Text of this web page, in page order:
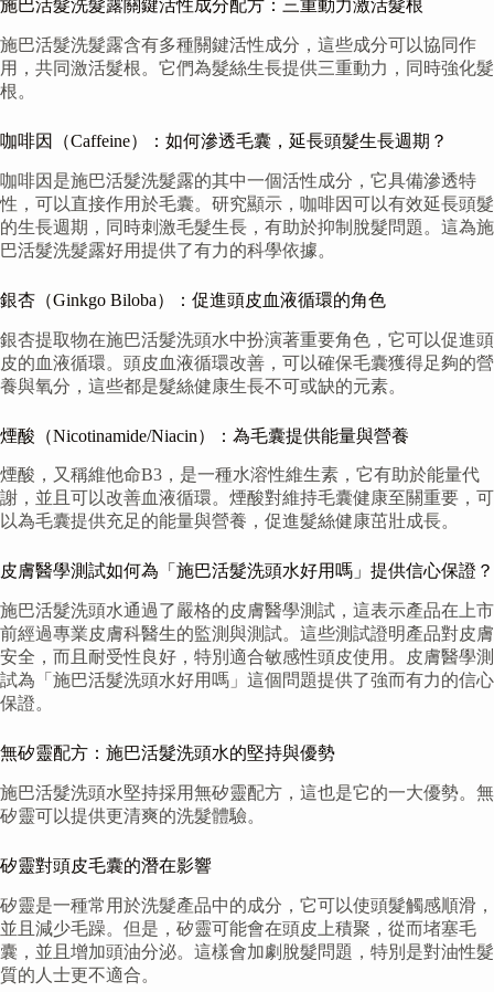
施巴活髮洗髮露關鍵活性成分配方：三重動力激活髮根
施巴活髮洗髮露含有多種關鍵活性成分，這些成分可以協同作
用，共同激活髮根。它們為髮絲生長提供三重動力，同時強化髮
根。
咖啡因（Caffeine）：如何滲透毛囊，延長頭髮生長週期？
咖啡因是施巴活髮洗髮露的其中一個活性成分，它具備滲透特
性，可以直接作用於毛囊。研究顯示，咖啡因可以有效延長頭髮
的生長週期，同時刺激毛髮生長，有助於抑制脫髮問題。這為施
巴活髮洗髮露好用提供了有力的科學依據。
銀杏（Ginkgo Biloba）：促進頭皮血液循環的角色
銀杏提取物在施巴活髮洗頭水中扮演著重要角色，它可以促進頭
皮的血液循環。頭皮血液循環改善，可以確保毛囊獲得足夠的營
養與氧分，這些都是髮絲健康生長不可或缺的元素。
煙酸（Nicotinamide/Niacin）：為毛囊提供能量與營養
煙酸，又稱維他命B3，是一種水溶性維生素，它有助於能量代
謝，並且可以改善血液循環。煙酸對維持毛囊健康至關重要，可
以為毛囊提供充足的能量與營養，促進髮絲健康茁壯成長。
皮膚醫學測試如何為「施巴活髮洗頭水好用嗎」提供信心保證？
施巴活髮洗頭水通過了嚴格的皮膚醫學測試，這表示產品在上市
前經過專業皮膚科醫生的監測與測試。這些測試證明產品對皮膚
安全，而且耐受性良好，特別適合敏感性頭皮使用。皮膚醫學測
試為「施巴活髮洗頭水好用嗎」這個問題提供了強而有力的信心
保證。
無矽靈配方：施巴活髮洗頭水的堅持與優勢
施巴活髮洗頭水堅持採用無矽靈配方，這也是它的一大優勢。無
矽靈可以提供更清爽的洗髮體驗。
矽靈對頭皮毛囊的潛在影響
矽靈是一種常用於洗髮產品中的成分，它可以使頭髮觸感順滑，
並且減少毛躁。但是，矽靈可能會在頭皮上積聚，從而堵塞毛
囊，並且增加頭油分泌。這樣會加劇脫髮問題，特別是對油性髮
質的人士更不適合。